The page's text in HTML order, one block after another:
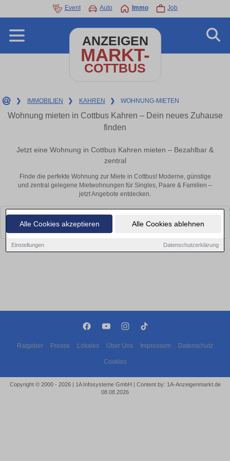
Alle Cookies akzeptieren Alle Cookies ablehnen
Einstellungen Datenschutzerklärung
Event Auto Immo Job
ANZEIGEN
MARKT-
COTTBUS
❯ IMMOBILIEN ❯ KAHREN ❯ WOHNUNG-MIETEN
Wohnung mieten in Cottbus Kahren – Dein neues Zuhause
finden
Jetzt eine Wohnung in Cottbus Kahren mieten – Bezahlbar &
zentral
Finde die perfekte Wohnung zur Miete in Cottbus! Moderne, günstige
und zentral gelegene Mietwohnungen für Singles, Paare & Familien –
jetzt Angebote entdecken.
Leider konnten wir derzeit keine passenden Objekte finden. Schauen Sie
bald wieder vorbei!
Ratgeber Presse Lokales Über Uns Impressum Datenschutz
Cookies
Copyright © 2000 - 2026 | 1A Infosysteme GmbH | Content by: 1A-Anzeigenmarkt.de
08.08.2026